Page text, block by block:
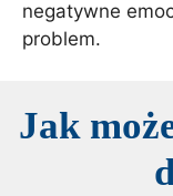
negatywne
problem.
Jak